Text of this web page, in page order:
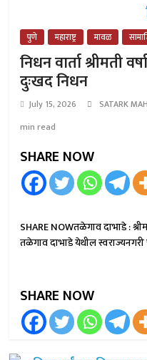
पुणे महाराष्ट्र मावळ
निधन वार्ता श्रीमती
दुःखद निधन
July 15, 2026 SATARK
min read
SHARE NOW
SHARE NOWतळेगाव दाभाडे :
तळेगाव दाभाडे येथील
SHARE NOW